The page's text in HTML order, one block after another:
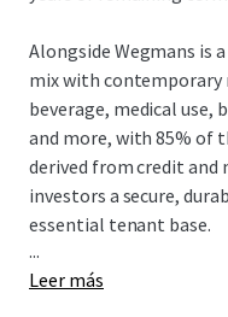
Alongside Wegmans is
mix with contemporary
beverage, medical use,
and more, with 85% of
derived from credit
investors a secure,
essential tenant base.
Recently delivered in
...
Leer más